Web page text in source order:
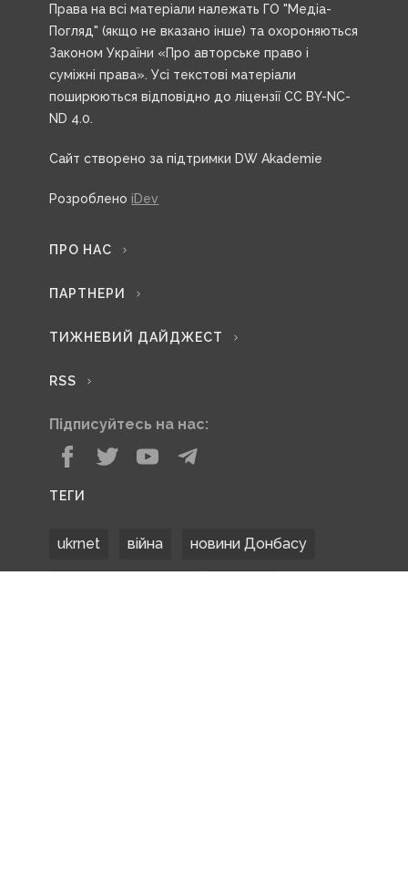
Права на всі матеріали належать ГО "Медіа-
Погляд" (якщо не вказано інше) та охороняються
Законом України «Про авторське право і
суміжні права». Усі текстові матеріали
поширюються відповідно до ліцензії CC BY-NC-
ND 4.0.
Сайт створено за підтримки DW Akademie
Розроблено iDev
ПРО НАС
ПАРТНЕРИ
ТИЖНЕВИЙ ДАЙДЖЕСТ
RSS
Підписуйтесь на нас:
ТЕГИ
ukrnet війна новини Донбасу